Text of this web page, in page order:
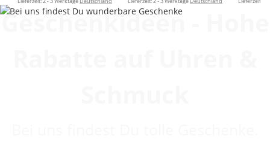
Geschenkideen - Hohe